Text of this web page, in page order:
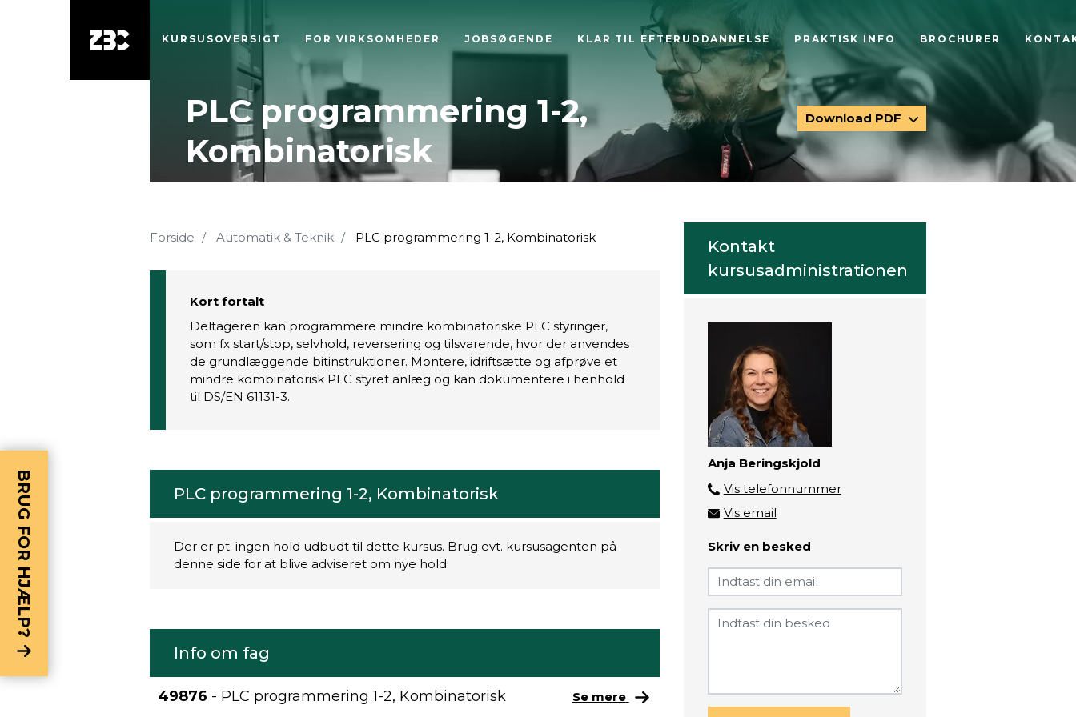
KURSUSOVERSIGT FOR VIRKSOMHEDER JOBSØGENDE KLAR TIL EFTERUDDANNELSE PRAKTISK INFO BROCHURER
PLC programmering 1-2,
Kombinatorisk
Download PDF
Forside Automatik & Teknik PLC programmering 1-2, Kombinatorisk
Kort fortalt
Deltageren kan programmere mindre kombinatoriske PLC styringer,
som fx start/stop, selvhold, reversering og tilsvarende, hvor der anvendes
de grundlæggende bitinstruktioner. Montere, idriftsætte og afprøve et
mindre kombinatorisk PLC styret anlæg og kan dokumentere i henhold
til DS/EN 61131-3.
PLC programmering 1-2, Kombinatorisk
Der er pt. ingen hold udbudt til dette kursus. Brug evt. kursusagenten på
denne side for at blive adviseret om nye hold.
Info om fag
49876 - PLC programmering 1-2, Kombinatorisk Se mere
Kontakt
kursusadministrationen
Anja Beringskjold
Vis telefonnummer
4133 4834
Vis email
anjb@zbc.dk
Skriv en besked
BRUG FOR HJÆLP?